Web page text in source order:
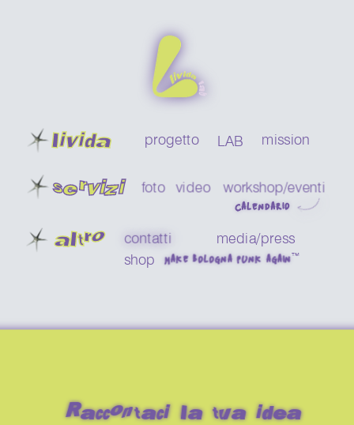
livida
servizi
altro
progetto mission
LAB
foto video workshop/eventi
CALENDARIO
contatti media/press
MAKE BOLOGNA PUNK AGAIN™
shop
Raccontaci la tua idea